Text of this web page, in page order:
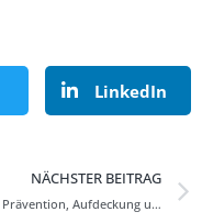
LinkedIn
NÄCHSTER BEITRAG
FRAUD: Prävention, Aufdeckung und Aufklärung – Compliance-Management-Systeme im Mittelstand